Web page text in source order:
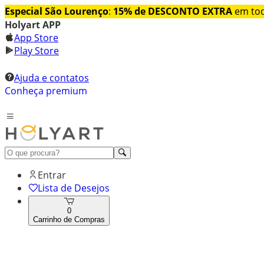
Especial São Lourenço: 15% de DESCONTO EXTRA em
Holyart APP
App Store
Play Store
Ajuda e contatos
Conheça premium
Entrar
Lista de Desejos
0
Carrinho de Compras